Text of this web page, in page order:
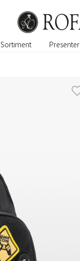
Sortiment Presenter